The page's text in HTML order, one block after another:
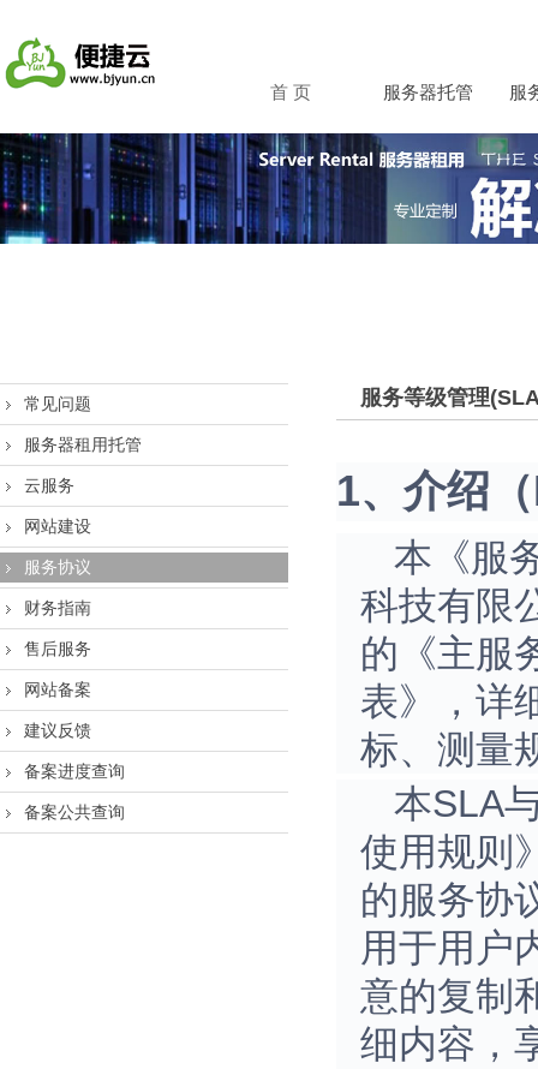
首 页 服务器托管 服
常见问题
服务器租用托管
云服务
网站建设
服务协议
财务指南
售后服务
网站备案
建议反馈
备案进度查询
备案公共查询
服务等级管理
1、介绍
本《服
科技有限
的《主服
表》，详
标、测量
本SLA
使用规则
的服务协
用于用户
意的复制
细内容，